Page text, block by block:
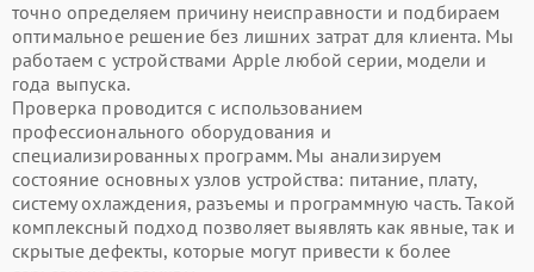
точно определяем причину неисправности и подбираем
оптимальное решение без лишних затрат для клиента. Мы
работаем с устройствами Apple любой серии, модели и
года выпуска.
Проверка проводится с использованием
профессионального оборудования и
специализированных программ. Мы анализируем
состояние основных узлов устройства: питание, плату,
систему охлаждения, разъемы и программную часть. Такой
комплексный подход позволяет выявлять как явные, так и
скрытые дефекты, которые могут привести к более